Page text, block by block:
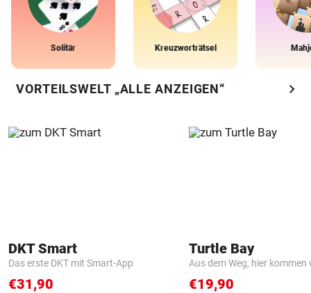
Solitär Kreuzworträtsel
VORTEILSWELT „ALLE ANZEIGEN“ chevron_right
DKT Smart
Das erste DKT mit Smart-App
€31,90
Turtle Bay
Aus dem Weg, hier kommen
€19,90